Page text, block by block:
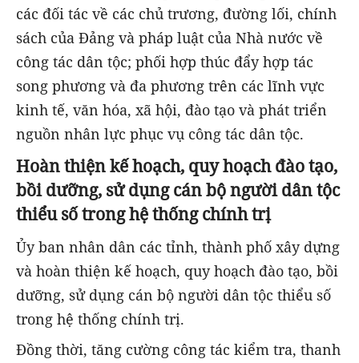
các đối tác về các chủ trương, đường lối, chính
sách của Đảng và pháp luật của Nhà nước về
công tác dân tộc; phối hợp thúc đẩy hợp tác
song phương và đa phương trên các lĩnh vực
kinh tế, văn hóa, xã hội, đào tạo và phát triển
nguồn nhân lực phục vụ công tác dân tộc.
Hoàn thiện kế hoạch, quy hoạch đào tạo,
bồi dưỡng, sử dụng cán bộ người dân tộc
thiểu số trong hệ thống chính trị
Ủy ban nhân dân các tỉnh, thành phố xây dựng
và hoàn thiện kế hoạch, quy hoạch đào tạo, bồi
dưỡng, sử dụng cán bộ người dân tộc thiểu số
trong hệ thống chính trị.
Đồng thời, tăng cường công tác kiểm tra, thanh